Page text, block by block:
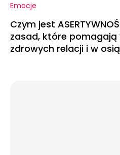
Emocje
Czym jest
zasad, które pomagają
zdrowych relacji i w